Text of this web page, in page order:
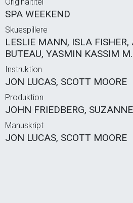
SPA WEEKEND
Skuespillere
LESLIE MANN, ISLA
BUTEAU, YASMIN KASSIM
Instruktion
JON LUCAS, SCOTT MOORE
Produktion
JOHN FRIEDBERG,
Manuskript
JON LUCAS, SCOTT MOORE